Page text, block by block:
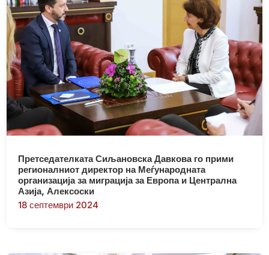
Претседателката Сиљановска Давкова го прими
регионалниот директор на Меѓународната
организација за миграција за Европа и Централна
Азија, Алексоски
18 септември 2024